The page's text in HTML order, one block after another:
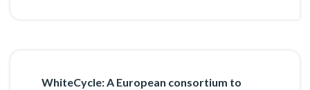
WhiteCycle: A European consortium to